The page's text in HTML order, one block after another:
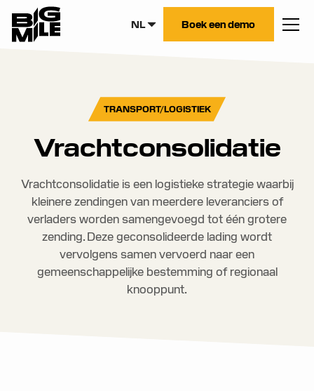
NL Boek een demo
TRANSPORT/LOGISTIEK
Vrachtconsolidatie
Vrachtconsolidatie is een logistieke strategie waarbij
kleinere zendingen van meerdere leveranciers of
verladers worden samengevoegd tot één grotere
zending. Deze geconsolideerde lading wordt
vervolgens samen vervoerd naar een
gemeenschappelijke bestemming of regionaal
knooppunt.